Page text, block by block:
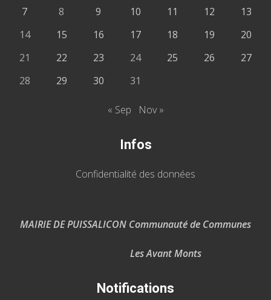
7
8 9 10 11 12
13
14
15 16 17 18 19
20
21
22 23 24 25 26
27
28
29 30 31
« Sep Nov »
Infos
Confidentialité des données
MAIRIE DE PUISSALICON Communauté de Communes
Les Avant Monts
Notifications